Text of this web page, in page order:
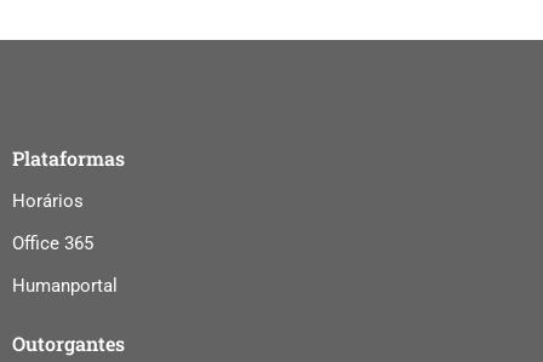
Plataformas
Horários
Office 365
Humanportal
Outorgantes